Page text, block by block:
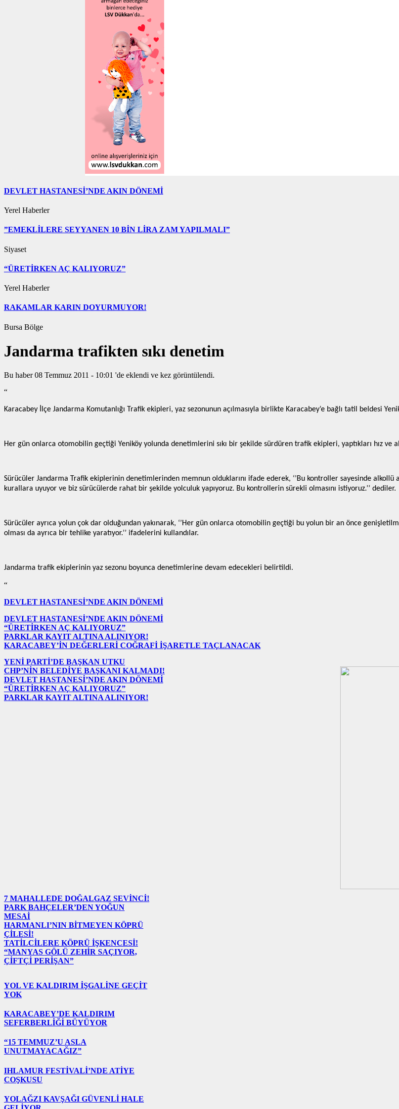
DEVLET HASTANESİ’NDE AKIN DÖNEMİ
Yerel Haberler
”EMEKLİLERE SEYYANEN 10 BİN LİRA ZAM YAPILMALI”
Siyaset
“ÜRETİRKEN AÇ KALIYORUZ”
Yerel Haberler
RAKAMLAR KARIN DOYURMUYOR!
Bursa Bölge
Jandarma trafikten sıkı denetim
Bu haber 08 Temmuz 2011 - 10:01 'de eklendi ve kez görüntülendi.
“
Karacabey İlçe Jandarma Komutanlığı Trafik ekipleri, yaz sezonunun açılmasıyla birlikte Karacabey’e bağlı tatil beldesi
Her gün onlarca otomobilin geçtiği Yeniköy yolunda denetimlerini sıkı bir şekilde sürdüren trafik ekipleri, yaptıkları hız
Sürücüler Jandarma Trafik ekiplerinin denetimlerinden memnun olduklarını ifade ederek, ‘’Bu kontroller sayesinde alkollü
kurallara uyuyor ve biz sürücülerde rahat bir şekilde yolculuk yapıyoruz. Bu kontrollerin sürekli olmasını istiyoruz.’’ dediler.
Sürücüler ayrıca yolun çok dar olduğundan yakınarak, ‘’Her gün onlarca otomobilin geçtiği bu yolun bir an önce
olması da ayrıca bir tehlike yaratıyor.’’ ifadelerini kullandılar.
Jandarma trafik ekiplerinin yaz sezonu boyunca denetimlerine devam edecekleri belirtildi.
“
DEVLET HASTANESİ’NDE AKIN DÖNEMİ
DEVLET HASTANESİ’NDE AKIN DÖNEMİ
“ÜRETİRKEN AÇ KALIYORUZ”
PARKLAR KAYIT ALTINA ALINIYOR!
KARACABEY’İN DEĞERLERİ COĞRAFİ İŞARETLE TAÇLANACAK
YENİ PARTİ’DE BAŞKAN UTKU
CHP’NİN BELEDİYE BAŞKANI KALMADI!
DEVLET HASTANESİ’NDE AKIN DÖNEMİ
“ÜRETİRKEN AÇ KALIYORUZ”
PARKLAR KAYIT ALTINA ALINIYOR!
7 MAHALLEDE DOĞALGAZ SEVİNCİ!
PARK BAHÇELER’DEN YOĞUN
MESAİ
HARMANLI’NIN BİTMEYEN KÖPRÜ
ÇİLESİ!
TATİLCİLERE KÖPRÜ İŞKENCESİ!
“MANYAS GÖLÜ ZEHİR SAÇIYOR,
ÇİFTÇİ PERİŞAN”
YOL VE KALDIRIM İŞGALİNE GEÇİT
YOK
KARACABEY’DE KALDIRIM
SEFERBERLİĞİ BÜYÜYOR
“15 TEMMUZ’U ASLA
UNUTMAYACAĞIZ”
IHLAMUR FESTİVALİ’NDE ATİYE
COŞKUSU
YOLAĞZI KAVŞAĞI GÜVENLİ HALE